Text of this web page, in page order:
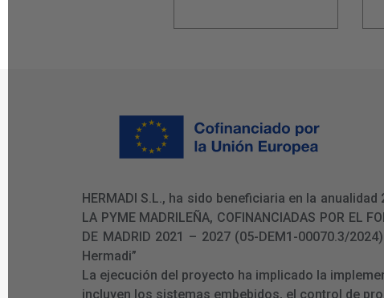
HERMADI S.L., ha sido beneficiaria en la anualidad
LA PYME MADRILEÑA, COFINANCIADAS POR EL
DE MADRID 2021 – 2027 (05-DEM1-00070.3/
Hermadi”
La ejecución del proyecto ha implicado la
incluyen los sistemas embebidos, el control de